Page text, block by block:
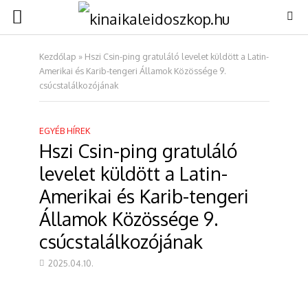
Kezdőlap » Hszi Csin-ping gratuláló levelet küldött a Latin-
Amerikai és Karib-tengeri Államok Közössége 9.
csúcstalálkozójának
EGYÉB HÍREK
Hszi Csin-ping gratuláló
levelet küldött a Latin-
Amerikai és Karib-tengeri
Államok Közössége 9.
csúcstalálkozójának
2025.04.10.